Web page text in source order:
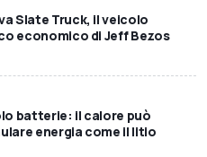
Slate Truck, il veicolo
economico di Jeff Bezos
batterie: il calore può
energia come il litio